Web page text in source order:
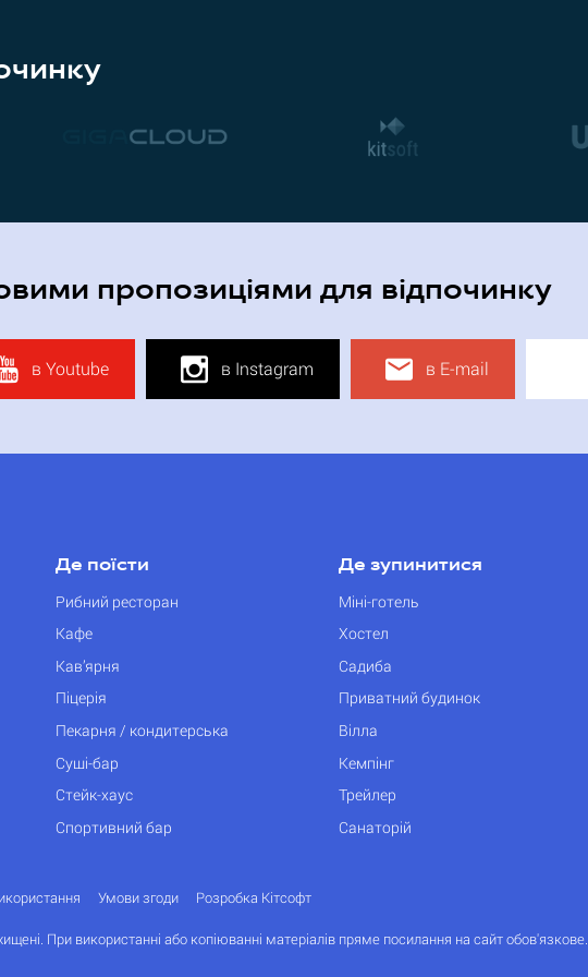
пропозиціями для відпочинку
в Youtube в Instagram в E-mail
Де поїсти
Рибний ресторан
Кафе
Кав’ярня
Піцерія
Пекарня / кондитерська
Суші-бар
Стейк-хаус
Спортивний бар
Де зупинитися
Міні-готель
Хостел
Садиба
Приватний будинок
Вілла
Кемпінг
Трейлер
Санаторій
Умови згоди Розробка Кітсофт
При використанні або копіюванні матеріалів пряме посилання на сайт обов'язкове.